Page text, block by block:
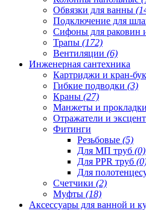
Обвязки для ванны
Подключение для
Сифоны для раковин
Трапы (172)
Вентиляции (6)
Инженерная сантехника
Картриджи и кран-
Гибкие подводки (3)
Краны (27)
Манжеты и прокладки
Отражатели и
Фитинги
Резьбовые (5)
Для МП труб (0)
Для PPR труб
Для
Счетчики (2)
Муфты (18)
Аксессуары для ванной и